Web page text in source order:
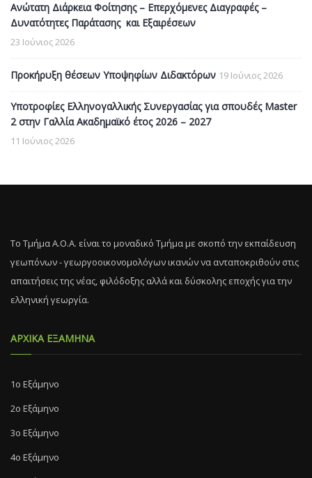
Ανώτατη Διάρκεια Φοίτησης – Επερχόμενες Διαγραφές –
Δυνατότητες Παράτασης και Εξαιρέσεων
23 Ιούνιος 2026
Προκήρυξη θέσεων Υποψηφίων Διδακτόρων 19 Ιούνιος 2026
Υποτροφίες Ελληνογαλλικής Συνεργασίας για σπουδές Master
2 στην Γαλλία Ακαδημαϊκό έτος 2026 – 2027
11 Ιούνιος 2026
Το Τμήμα Α.Ο.Α. είναι το μοναδικό Τμήμα με σκοπό την εκπαίδευση
γεωπόνων - γεωργοοικονομολόγων ικανών να ανταποκριθούν στις
απαιτήσεις της νέας, φιλόδοξης αλλά και δύσκολης εποχής για την
ελληνική γεωργία.
ΑΡΧΙΚΑ ΕΞΑΜΗΝΑ
1ο Εξάμηνο
2ο Εξάμηνο
3ο Εξάμηνο
4ο Εξάμηνο